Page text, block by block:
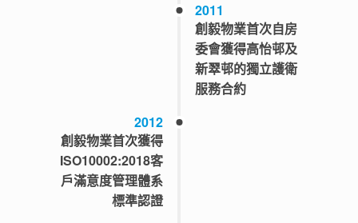
2011
創毅物業首次自房
委會獲得高怡邨及
新翠邨的獨立護衛
服務合約
2012
創毅物業首次獲得
ISO10002:2018客
戶滿意度管理體系
標準認證